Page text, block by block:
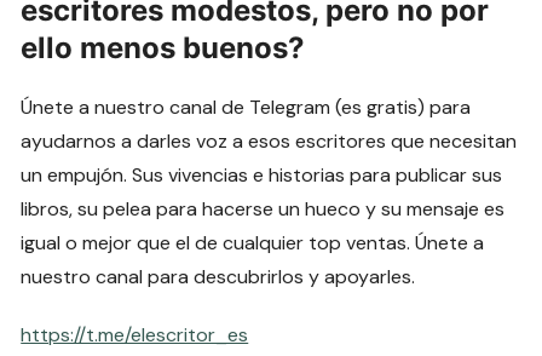
escritores modestos, pero no por
ello menos buenos?
Únete a nuestro canal de Telegram (es gratis) para
ayudarnos a darles voz a esos escritores que necesitan
un empujón. Sus vivencias e historias para publicar sus
libros, su pelea para hacerse un hueco y su mensaje es
igual o mejor que el de cualquier top ventas. Únete a
nuestro canal para descubrirlos y apoyarles.
https://t.me/elescritor_es